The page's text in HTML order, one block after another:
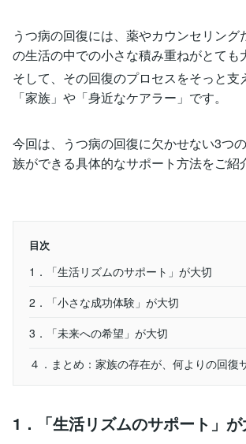
うつ病の回復には、薬やカウンセリング
の生活の中での小さな積み重ねがとても
そして、その回復のプロセスをそっと支
「家族」や「身近なケアラー」です。
今回は、うつ病の回復に欠かせない3つ
族ができる具体的なサポート方法をご紹
目次
1．「生活リズムのサポート」が大切
2．「小さな成功体験」が大切
3．「未来への希望」が大切
４．まとめ：家族の存在が、何よりの回復
1．「生活リズムのサポート」